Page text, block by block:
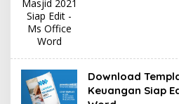
Download
Keuangan Siap